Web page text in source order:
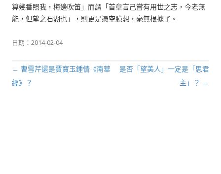
算幾番照我，梅邊吹笛」而謂「首章言己嘗有用世之志，今老無
能，但望之石湖也」，則更是憑空臆想，毫無根據了。
日期： 2014-02-04
文章導航列
← 曹雪芹還是賈寶玉鍾情《南華
經》？
是否「望美人」一定是「思君
主」？ →